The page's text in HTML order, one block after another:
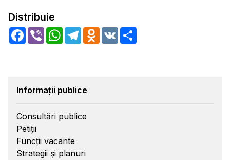
Distribuie
Facebook
Viber WhatsApp
TelegramOdnoklassniki
VK
Informații publice
Consultări publice
Petiții
Funcții vacante
Strategii și planuri